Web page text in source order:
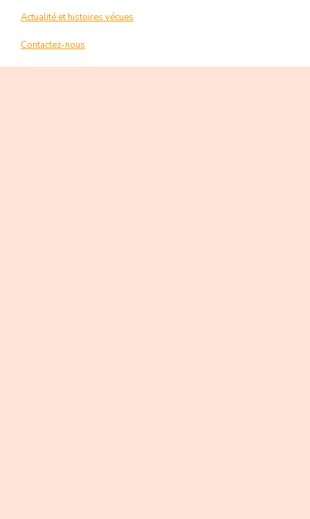
Actualité et histoires vécues
Contactez-nous